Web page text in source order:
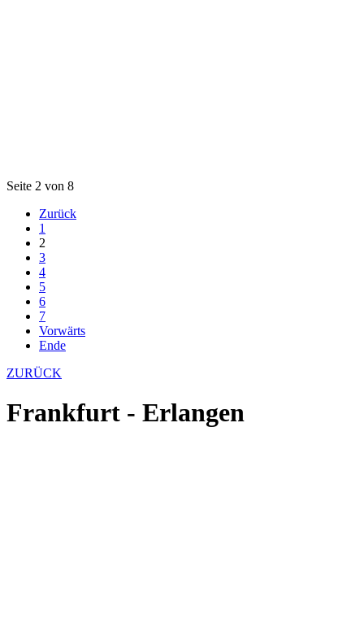
Seite 2 von 8
Zurück
1
2
3
4
5
6
7
Vorwärts
Ende
ZURÜCK
Frankfurt - Erlangen